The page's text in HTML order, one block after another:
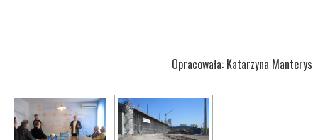
Opracowała: Katarzyna Manterys